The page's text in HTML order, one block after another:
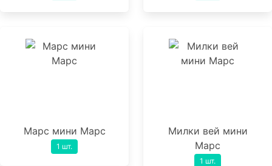
Марс мини Марс
1 шт.
Милки вей мини
Марс
1 шт.